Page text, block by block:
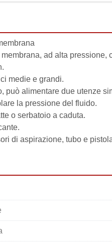
ad alta pressione,
medie e grandi.
può alimentare due utenze
la pressione del fluido.
o serbatoio a caduta.
di aspirazione, tubo e